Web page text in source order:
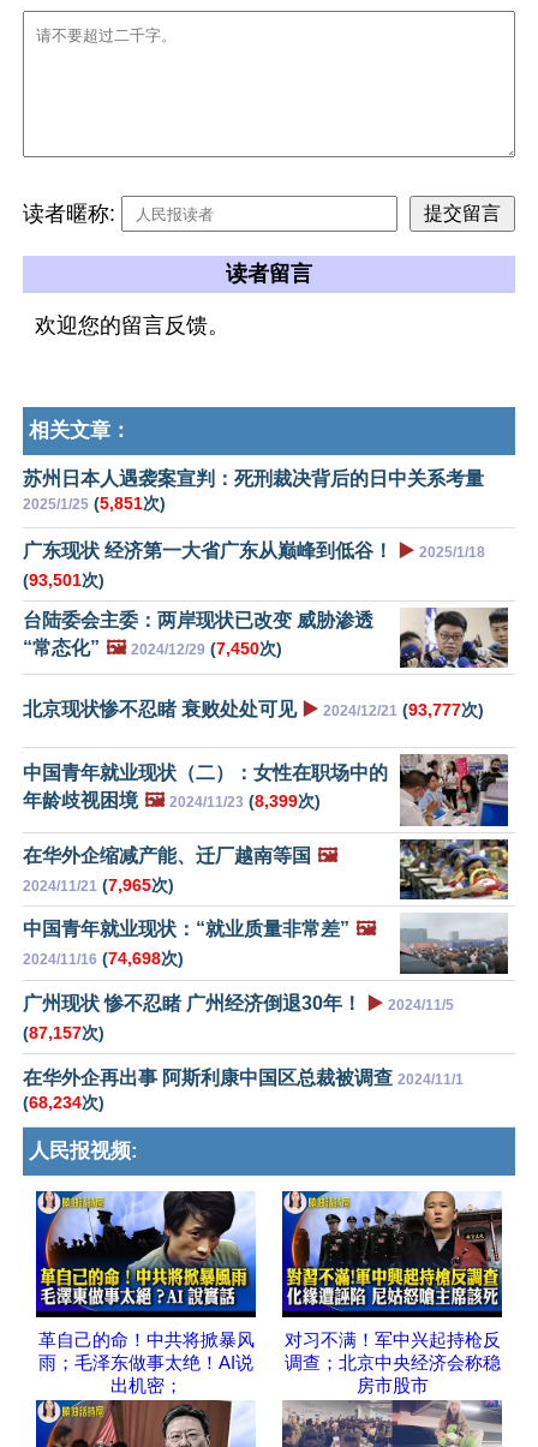
读者暱称:
读者留言
欢迎您的留言反馈。
相关文章：
苏州日本人遇袭案宣判：死刑裁决背后的日中关系考量
2025/1/25 (5,851次)
广东现状 经济第一大省广东从巅峰到低谷！ ▶️ 2025/1/18
(93,501次)
台陆委会主委：两岸现状已改变 威胁渗透
“常态化” 🖼️ 2024/12/29 (7,450次)
北京现状惨不忍睹 衰败处处可见 ▶️ 2024/12/21 (93,777次)
中国青年就业现状（二）：女性在职场中的
年龄歧视困境 🖼️ 2024/11/23 (8,399次)
在华外企缩减产能、迁厂越南等国 🖼️
2024/11/21 (7,965次)
中国青年就业现状：“就业质量非常差” 🖼️
2024/11/16 (74,698次)
广州现状 惨不忍睹 广州经济倒退30年！ ▶️ 2024/11/5
(87,157次)
在华外企再出事 阿斯利康中国区总裁被调查 2024/11/1
(68,234次)
人民报视频:
革自己的命！中共将掀暴风
雨；毛泽东做事太绝！AI说
出机密；
对习不满！军中兴起持枪反
调查；北京中央经济会称稳
房市股市